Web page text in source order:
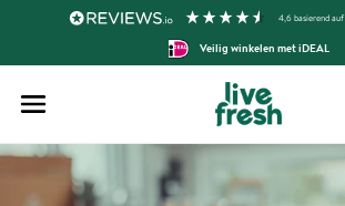
4,6basierend auf
Veilig winkelen met iDEAL